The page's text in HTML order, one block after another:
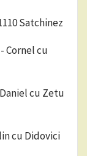
Satchinez
Cornel cu
cu Zetu
cu Didovici